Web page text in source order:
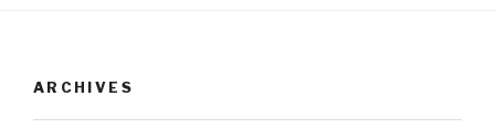
ARCHIVES